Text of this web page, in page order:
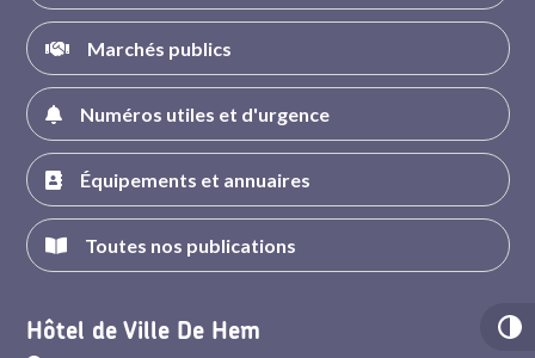
Marchés publics
Numéros utiles et d'urgence
Équipements et annuaires
Toutes nos publications
Hôtel de Ville De Hem